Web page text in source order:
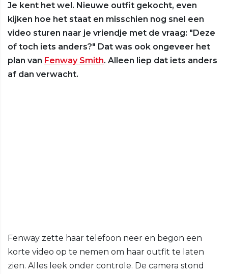
Je kent het wel. Nieuwe outfit gekocht, even
kijken hoe het staat en misschien nog snel een
video sturen naar je vriendje met de vraag: "Deze
of toch iets anders?" Dat was ook ongeveer het
plan van Fenway Smith. Alleen liep dat iets anders
af dan verwacht.
Fenway zette haar telefoon neer en begon een
korte video op te nemen om haar outfit te laten
zien. Alles leek onder controle. De camera stond